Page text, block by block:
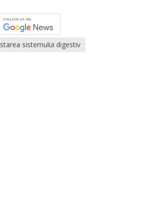
starea sistemului digestiv